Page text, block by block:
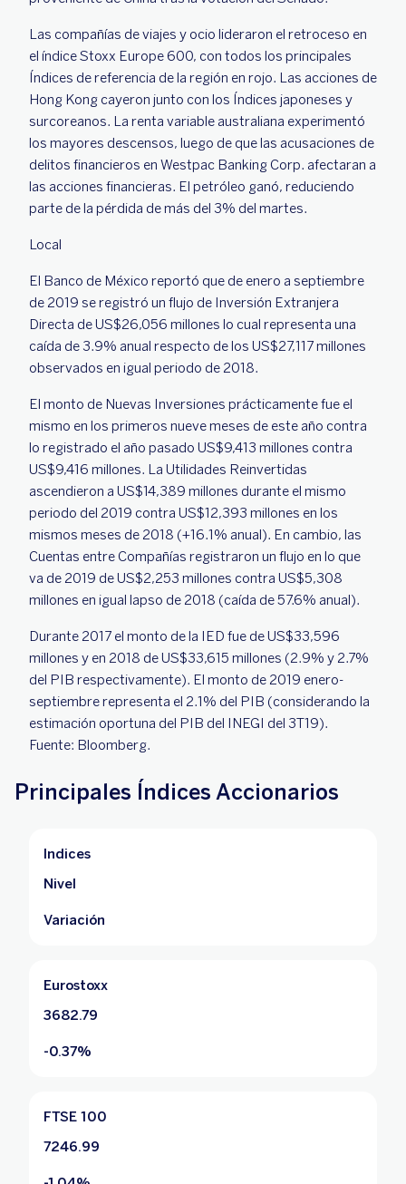
Las compañías de viajes y ocio lideraron el retroceso en
el índice Stoxx Europe 600, con todos los principales
Índices de referencia de la región en rojo. Las acciones de
Hong Kong cayeron junto con los Índices japoneses y
surcoreanos. La renta variable australiana experimentó
los mayores descensos, luego de que las acusaciones de
delitos financieros en Westpac Banking Corp. afectaran a
las acciones financieras. El petróleo ganó, reduciendo
parte de la pérdida de más del 3% del martes.
Local
El Banco de México reportó que de enero a septiembre
de 2019 se registró un flujo de Inversión Extranjera
Directa de US$26,056 millones lo cual representa una
caída de 3.9% anual respecto de los US$27,117 millones
observados en igual periodo de 2018.
El monto de Nuevas Inversiones prácticamente fue el
mismo en los primeros nueve meses de este año contra
lo registrado el año pasado US$9,413 millones contra
US$9,416 millones. La Utilidades Reinvertidas
ascendieron a US$14,389 millones durante el mismo
periodo del 2019 contra US$12,393 millones en los
mismos meses de 2018 (+16.1% anual). En cambio, las
Cuentas entre Compañías registraron un flujo en lo que
va de 2019 de US$2,253 millones contra US$5,308
millones en igual lapso de 2018 (caída de 57.6% anual).
Durante 2017 el monto de la IED fue de US$33,596
millones y en 2018 de US$33,615 millones (2.9% y 2.7%
del PIB respectivamente). El monto de 2019 enero-
septiembre representa el 2.1% del PIB (considerando la
estimación oportuna del PIB del INEGI del 3T19).
Fuente: Bloomberg.
Principales Índices Accionarios
Indices
Nivel
Variación
Eurostoxx
3682.79
-0.37%
FTSE 100
7246.99